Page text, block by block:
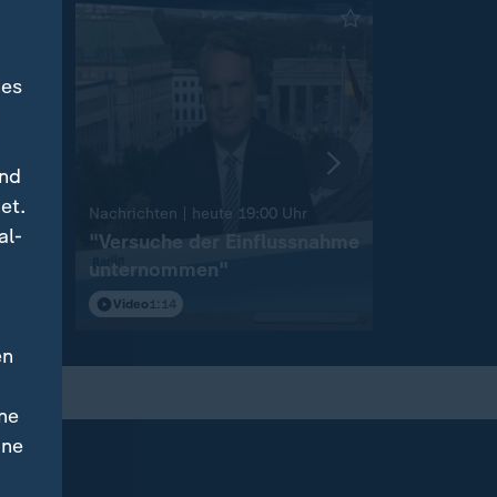
Nachrichten | heute 19:00 Uhr:
"Versuche der Einflussnahme
unternommen"
Video 1:14